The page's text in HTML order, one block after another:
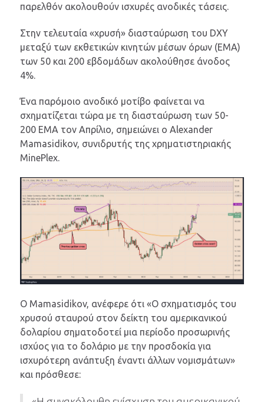
παρελθόν ακολουθούν ισχυρές ανοδικές τάσεις.
Στην τελευταία «χρυσή» διασταύρωση του DXY
μεταξύ των εκθετικών κινητών μέσων όρων (EMA)
των 50 και 200 εβδομάδων ακολούθησε άνοδος
4%.
Ένα παρόμοιο ανοδικό μοτίβο φαίνεται να
σχηματίζεται τώρα με τη διασταύρωση των 50-
200 EMA τον Απρίλιο, σημειώνει ο Alexander
Mamasidikov, συνιδρυτής της χρηματιστηριακής
MinePlex.
Ο Mamasidikov, ανέφερε ότι «Ο σχηματισμός του
χρυσού σταυρού στον δείκτη του αμερικανικού
δολαρίου σηματοδοτεί μια περίοδο προσωρινής
ισχύος για το δολάριο με την προσδοκία για
ισχυρότερη ανάπτυξη έναντι άλλων νομισμάτων»
και πρόσθεσε: